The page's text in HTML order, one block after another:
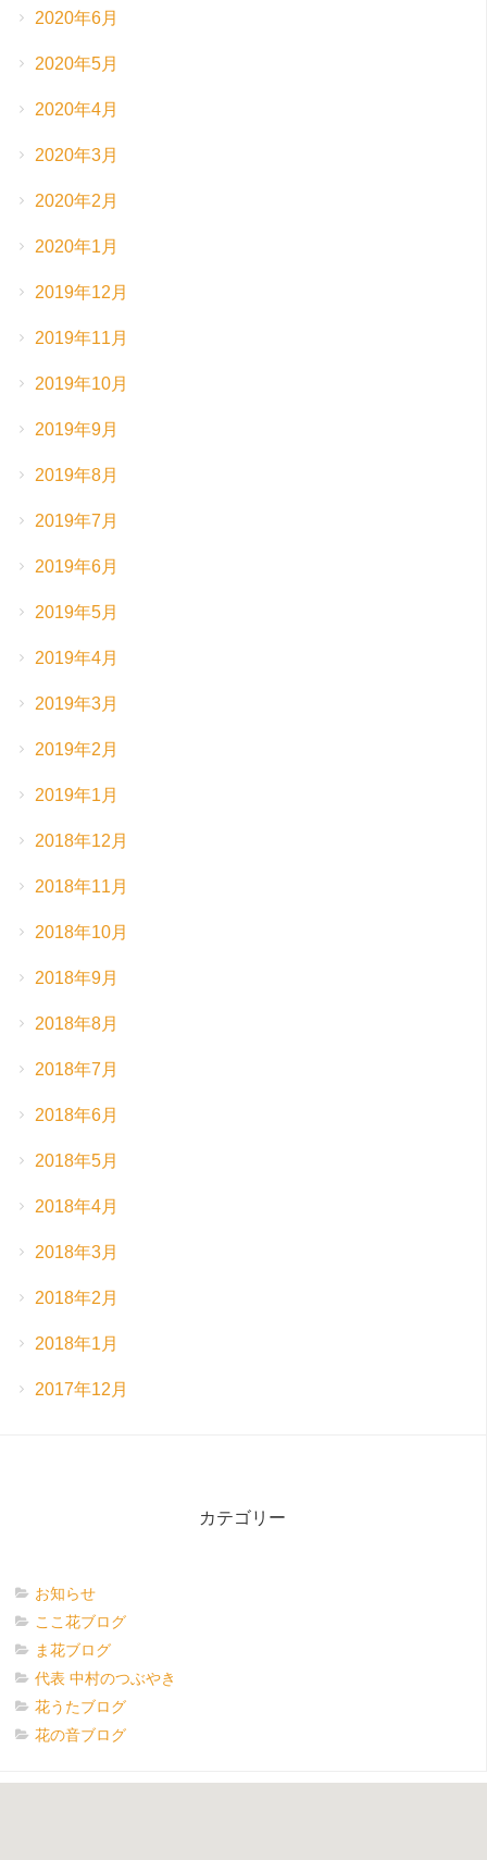
2020年6月
2020年5月
2020年4月
2020年3月
2020年2月
2020年1月
2019年12月
2019年11月
2019年10月
2019年9月
2019年8月
2019年7月
2019年6月
2019年5月
2019年4月
2019年3月
2019年2月
2019年1月
2018年12月
2018年11月
2018年10月
2018年9月
2018年8月
2018年7月
2018年6月
2018年5月
2018年4月
2018年3月
2018年2月
2018年1月
2017年12月
カテゴリー
お知らせ
ここ花ブログ
ま花ブログ
代表 中村のつぶやき
花うたブログ
花の音ブログ